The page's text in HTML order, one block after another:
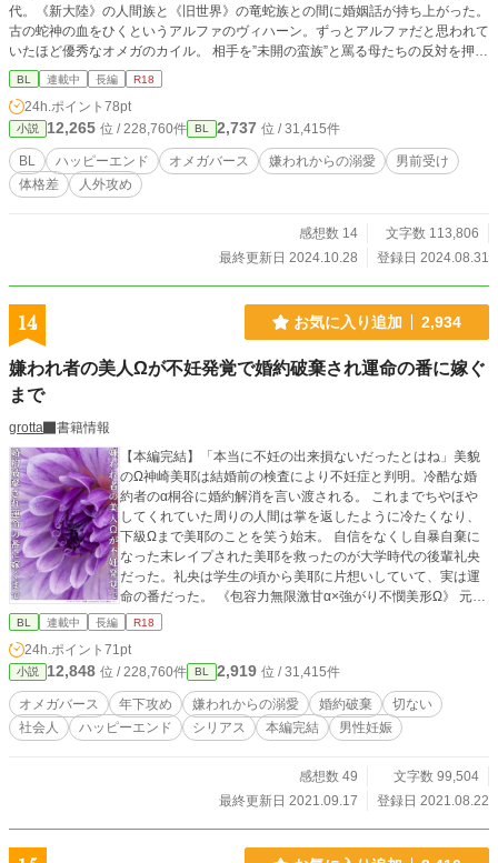
代。《新大陸》の人間族と《旧世界》の竜蛇族との間に婚姻話が持ち上がった。
古の蛇神の血をひくというアルファのヴィハーン。ずっとアルファだと思われて
いたほど優秀なオメガのカイル。 相手を”未開の蛮族”と罵る母たちの反対を押し
切って、カイルは未知なる《旧世界》へ向かう。そこでお見合い相手のヴィハー
ンとある密約を交わすが―――― 《運命》を信じられない「アルファらしくな
い人外アルファ」と「オメガらしくない人間オメガくん」が一緒に恋と友情を育
んでいく話。 ・受けくんはオメガだけど長身で割とつよいです ・人外攻めさん
は顔は人間っぽいけど多腕＋ぶっとい尻尾の持ち主です ・出産＆子育てはしま
せん ・オメガバースといいつつあんまりドラマチックな出来事とかはない、の
んびりしたお話です
BL 連載中 長編 R18
24h.ポイント 78pt
小説 12,265 位 / 228,760件 BL 2,737 位 / 31,415件
BL ハッピーエンド オメガバース 嫌われからの溺愛
男前受け
体格差
人外攻め
感想数 14
文字数 113,806
最終更新日 2024.10.28
登録日 2024.08.31
14 お気に入り追加 2,934
嫌われ者の美人Ωが不妊発覚で婚約破棄され運命の番に嫁ぐ
まで
grotta
書籍情報
【本編完結】「本当に不妊の出来損ないだったとはね」美貌
のΩ神崎美耶は結婚前の検査により不妊症と判明。冷酷な婚
約者のα桐谷に婚約解消を言い渡される。 これまでちやほや
してくれていた周りの人間は掌を返したように冷たくなり、
下級Ωまで美耶のことを笑う始末。 自信をなくし自暴自棄に
なった末レイプされた美耶を救ったのが大学時代の後輩礼央
だった。礼央は学生の頃から美耶に片想いしていて、実は運
命の番だった。 《包容力無限激甘α×強がり不憫美形Ω》 元ク
ズ婚約者桐谷に散々蔑ろにされてきた美耶は、正体を隠して
まれた美人Ωと、能力を隠して生きてきたαの恋を書いてみた
いと思っています。 前半結構胸糞展開が続きます。 ※オメガ
バース独自設定ありなのでご注意ください。
BL 連載中 長編 R18
24h.ポイント 71pt
小説 12,848 位 / 228,760件 BL 2,919 位 / 31,415件
オメガバース 年下攻め 嫌われからの溺愛 婚約破棄
切ない
社会人
ハッピーエンド シリアス 本編完結 男性妊娠
感想数 49
文字数 99,504
最終更新日 2021.09.17
登録日 2021.08.22